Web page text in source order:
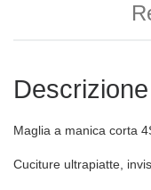
Descrizione
Maglia a manica corta
Cuciture ultrapiatte,